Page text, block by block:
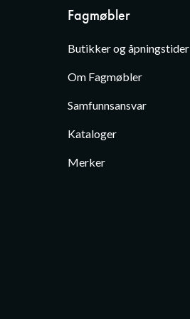
Fagmøbler
Butikker og åpningstider
Om Fagmøbler
Samfunnsansvar
Kataloger
Merker